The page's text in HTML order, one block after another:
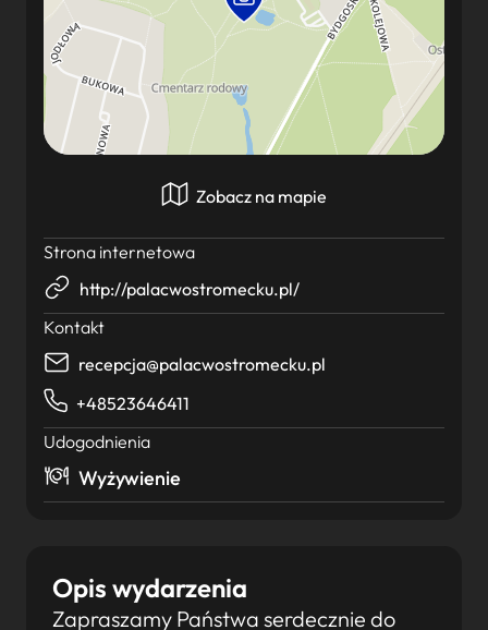
Opis wydarzenia
Zapraszamy Państwa serdecznie do
Zobacz na mapie
Strona internetowa
http://palacwostromecku.pl/
Kontakt
recepcja@palacwostromecku.pl
+48523646411
Udogodnienia
Wyżywienie